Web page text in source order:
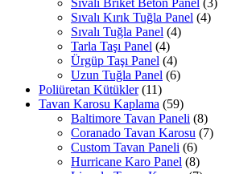
Sıvalı Briket Beton Panel (3)
Sıvalı Kırık Tuğla Panel (4)
Sıvalı Tuğla Panel (4)
Tarla Taşı Panel (4)
Ürgüp Taşı Panel (4)
Uzun Tuğla Panel (6)
Poliüretan Kütükler (11)
Tavan Karosu Kaplama (59)
Baltimore Tavan Paneli (8)
Coranado Tavan Karosu (7)
Custom Tavan Paneli (6)
Hurricane Karo Panel (8)